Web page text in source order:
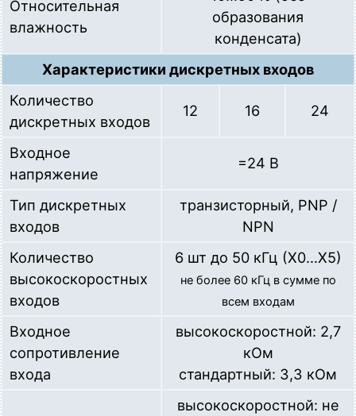
Относительная
влажность
образования
конденсата)
Характеристики дискретных входов
Количество
дискретных входов
12 16 24
Входное
напряжение
=24 В
Тип дискретных
входов
транзисторный, PNP /
NPN
Количество
высокоскоростных
входов
6 шт до 50 кГц (Х0…Х5)
не более 60 кГц в сумме по
всем входам
Входное
сопротивление
входа
высокоскоростной: 2,7
кОм
стандартный: 3,3 кОм
высокоскоростной: не